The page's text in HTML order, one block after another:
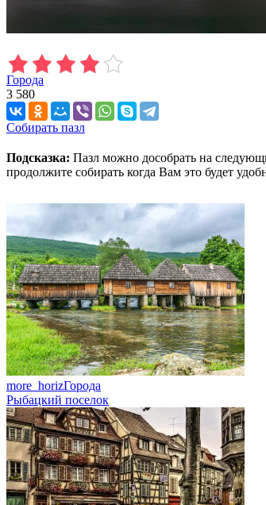
Города
3 580
Собирать пазл
Подсказка: Пазл можно дособрать на
продолжите собирать когда Вам это будет
more_horizГорода
Рыбацкий поселок